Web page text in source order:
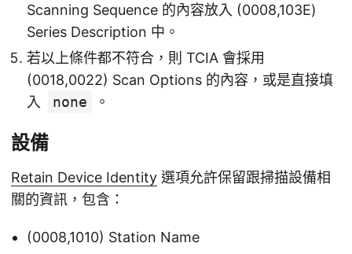
Scanning Sequence 的內容放入 (0008,103E)
Series Description 中。
若以上條件都不符合，則 TCIA 會採用
(0018,0022) Scan Options 的內容，或是直接填
入
none 。
設備
Retain Device Identity 選項允許保留跟掃描設備相
關的資訊，包含：
(0008,1010) Station Name